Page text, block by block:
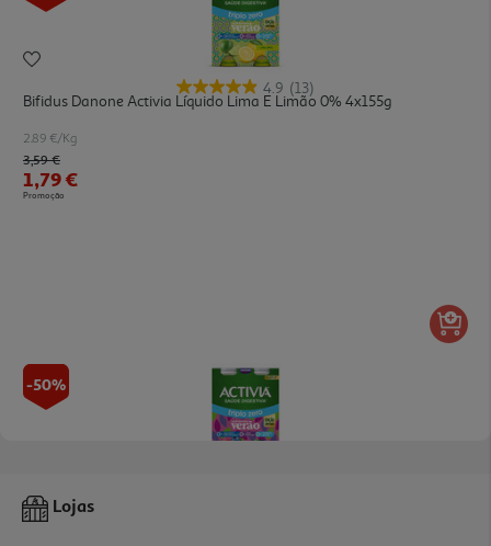
4.9 (13)
Bifidus Danone Activia Líquido Lima E Limão 0% 4x155g
2.89 €/Kg
Price reduced from
3,59 €to
1,79 €
Promoção
-50%
Bifidus Danone Activia Líquido Frutos Silvestres 0% 4x155g
Lojas